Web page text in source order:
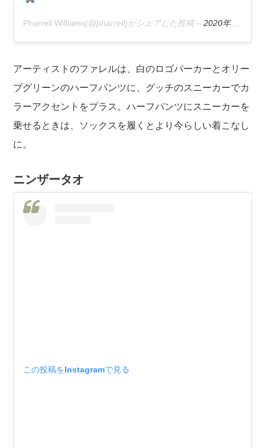
Pharrell Williams(@pharrell)がシェアした投稿 –2020年 2月月10日午後3時13分PST
アーティストのファレルは、白のロゴパーカーとオリー
ブグリーンのハーフパンツに、グッチのスニーカーでカ
ラーアクセントをプラス。ハーフパンツにスニーカーを
乗せるときは、ソックスを履くとより今らしい着こなし
に。
ニンザータオ
この投稿をInstagramで見る